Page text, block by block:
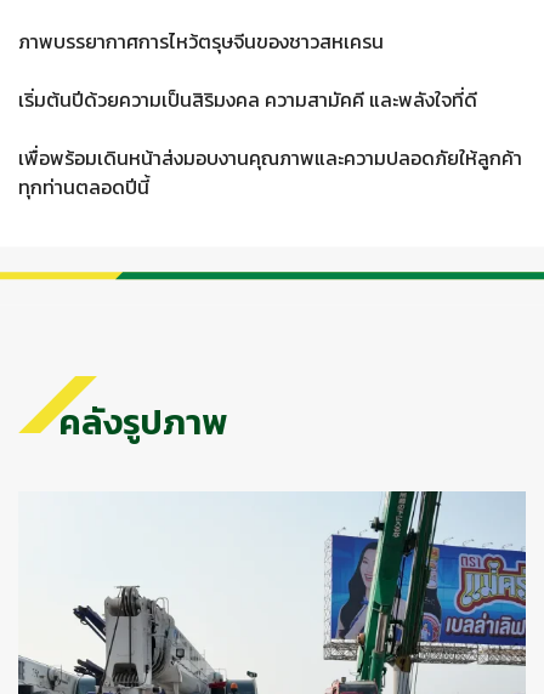
ภาพบรรยากาศการไหว้ตรุษจีนของชาวสหเครน
เริ่มต้นปีด้วยความเป็นสิริมงคล ความสามัคคี และพลังใจที่ดี
เพื่อพร้อมเดินหน้าส่งมอบงานคุณภาพและความปลอดภัยให้ลูกค้า
ทุกท่านตลอดปีนี้
คลังรูปภาพ